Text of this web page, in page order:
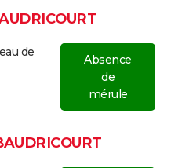
de
Absence
de
mérule